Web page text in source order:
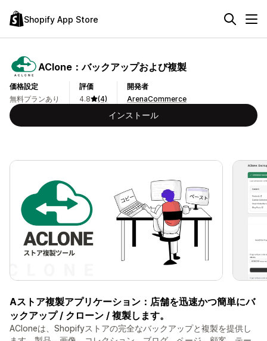
Shopify App Store
AClone：バックアップおよび複製
価格設定
無料プランあり
評価
4.8
(4)
開発者
ArenaCommerce
インストール
Aストア複製アプリケーション：店舗を迅速かつ簡単にバ
ックアップ / クローン / 複製します。
ACloneは、Shopifyストアの完全なバックアップと複製を提供し